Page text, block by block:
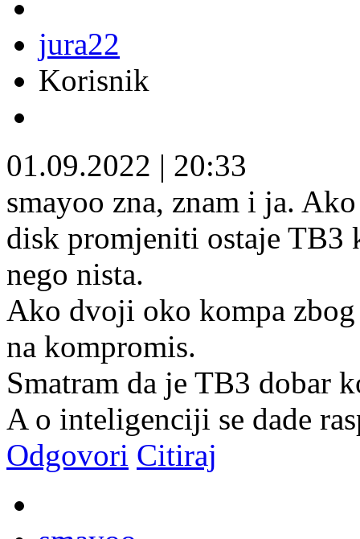
jura22
Korisnik
01.09.2022 | 20:33
smayoo zna, znam i ja.
disk promjeniti ostaje TB3
nego nista.
Ako dvoji oko kompa
na kompromis.
Smatram da je TB3 dobar
A o inteligenciji se dade
Odgovori Citiraj